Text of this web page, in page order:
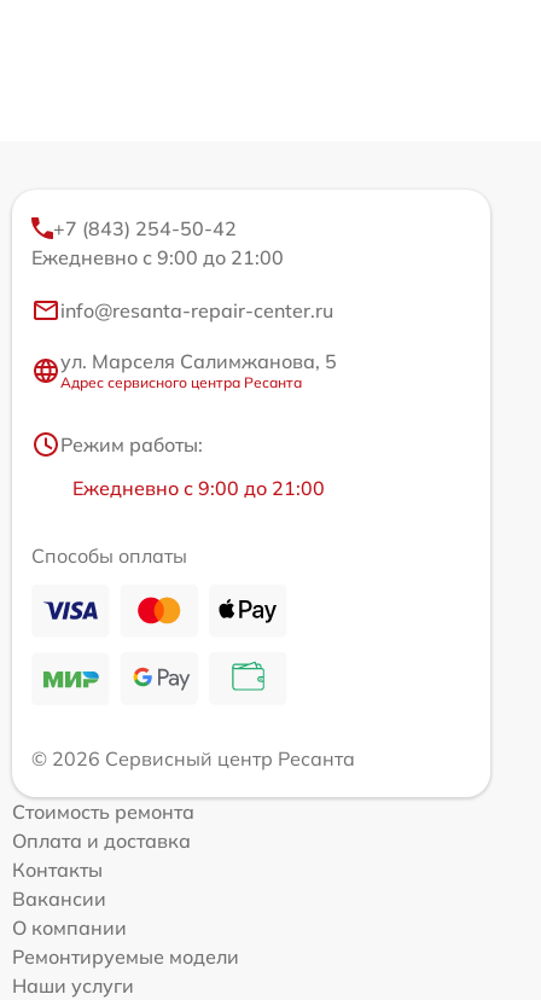
+7 (843) 254-50-42
Ежедневно с 9:00 до 21:00
info@resanta-repair-center.ru
ул. Марселя Салимжанова, 5
Адрес сервисного центра Ресанта
Режим работы:
Ежедневно с 9:00 до 21:00
Способы оплаты
© 2026 Сервисный центр Ресанта
Стоимость ремонта
Оплата и доставка
Контакты
Вакансии
О компании
Ремонтируемые модели
Наши услуги